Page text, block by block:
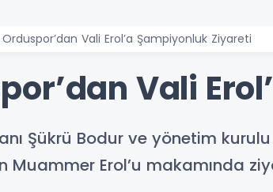
Vali Erol’a Şampiyonluk Ziyareti
Vali
Şükrü Bodur ve yönetim
Muammer Erol’u makamında